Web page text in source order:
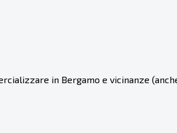
in Bergamo e vicinanze